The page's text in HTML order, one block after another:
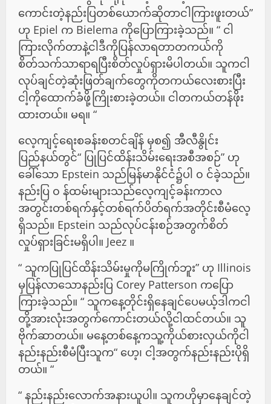
ကောင်းတဲ့နည်းပြတစ်ယောက်ဆိုတာငါကြားဖူးတယ်”
ဟု Epiel က Bielema ကိုပြောကြားခဲ့သည်။ “ ငါ
ကြားလိုက်တာနဲ့ငါဒီကိုပြန်လာရတာတကယ်ကို
စိတ်သက်သာရာရပြီးစိတ်လှုပ်ရှားမိပါတယ်။ သူကငါ
လုပ်ချင်တဲ့ဆုံးဖြတ်ချက်တွေကိုတကယ်လေးစားပြီး
ငါ့ကိုထောက်ခံဖို့ကြိုးစားခဲ့တယ်။ ငါတကယ်တန်ဖိုး
ထားတယ်။ မရ။ “
လေ့ကျင့်ရေးစခန်းစတင်ချိန် မှစ၍ အီလီနွိုင်း
ပြည်နယ်တွင်“ ပြုပြင်ထိန်းသိမ်းရေးအစီအစဉ်” ဟု
ခေါ်သော Epstein သည်မြန်မာနိုင်ငံ၌ပါ ၀ င်ခဲ့သည်။
နည်းပြ ၀ န်ထမ်းများသည်လေ့ကျင့်ခန်းကာလ
အတွင်းတစ်ရက်နှင့်တစ်ရက်ပိတ်ရက်အတိုင်းစီမံလေ့
ရှိသည်။ Epstein သည်လုပ်ငန်းစဉ်အတွက်စိတ်
လှုပ်ရှားခြင်းမရှိပါ။ Jeez ။
“ သူကပြုပြင်ထိန်းသိမ်းမှုကိုမကြိုက်ဘူး” ဟု Illinois
မှပြန်လာသောနည်းပြ Corey Patterson ကပြော
ကြားခဲ့သည်။ “ သူကနေ့တိုင်းရှိနေချင်ပေမယ့်ဒါကငါ
တို့အားလုံးအတွက်ကောင်းတယ်လို့ငါထင်တယ်။ သူ
ဗိုက်ဆာတယ်။ မနေ့တစ်နေ့ကသူ့ကိုယ်စားလှယ်ကိုငါ
နည်းနည်းစီမံပြီးသူက“ ဟေ့၊ ငါ့အတွက်နည်းနည်းပိုရှိ
တယ်။ “
“ နည်းနည်းလောက်အနားယူပါ။ သူကဟိုမှာနေချင်တဲ့